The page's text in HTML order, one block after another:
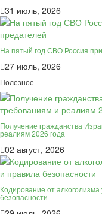
31 июль, 2026
На пятый год СВО Россия
27 июль, 2026
Полезное
Получение гражданства
реалиям 2026 года
02 август, 2026
Кодирование от
безопасности